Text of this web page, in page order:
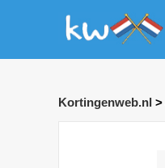
Kortingenweb.nl >